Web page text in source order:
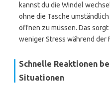
kannst du die Windel
ohne die Tasche
öffnen zu müssen. Das
weniger Stress während der
Schnelle Reaktionen
Situationen